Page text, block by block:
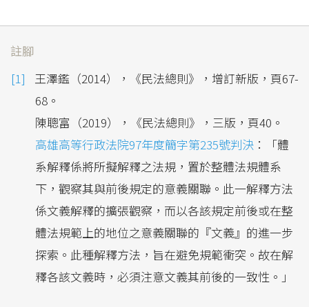
註腳
王澤鑑（2014），《民法總則》，增訂新版，頁67-
68。
陳聰富（2019），《民法總則》，三版，頁40。
高雄高等行政法院97年度簡字第235號判決 ：「體
系解釋係將所擬解釋之法規，置於整體法規體系
下，觀察其與前後規定的意義關聯。此一解釋方法
係文義解釋的擴張觀察，而以各該規定前後或在整
體法規範上的地位之意義關聯的『文義』的進一步
探索。此種解釋方法，旨在避免規範衝突。故在解
釋各該文義時，必須注意文義其前後的一致性。」